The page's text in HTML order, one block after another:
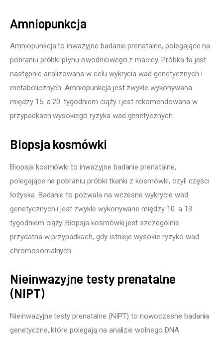
Amniopunkcja
Amniopunkcja to inwazyjne badanie prenatalne, polegające na
pobraniu próbki płynu owodniowego z macicy. Próbka ta jest
następnie analizowana w celu wykrycia wad genetycznych i
metabolicznych. Amniopunkcja jest zwykle wykonywana
między 15. a 20. tygodniem ciąży i jest rekomendowana w
przypadkach wysokiego ryzyka wad genetycznych.
Biopsja kosmówki
Biopsja kosmówki to inwazyjne badanie prenatalne,
polegające na pobraniu próbki tkanki z kosmówki, czyli części
łożyska. Badanie to pozwala na wczesne wykrycie wad
genetycznych i jest zwykle wykonywane między 10. a 13.
tygodniem ciąży. Biopsja kosmówki jest szczególnie
przydatna w przypadkach, gdy istnieje wysokie ryzyko wad
chromosomalnych.
Nieinwazyjne testy prenatalne
(NIPT)
Nieinwazyjne testy prenatalne (NIPT) to nowoczesne badania
genetyczne, które polegają na analizie wolnego DNA